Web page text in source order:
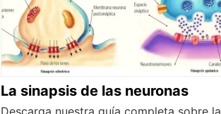
La sinapsis de las neuronas
Descarga nuestra guía completa sobre la